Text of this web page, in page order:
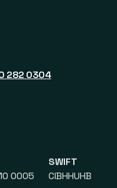
282 0304
0005
SWIFT
CIBHHUHB